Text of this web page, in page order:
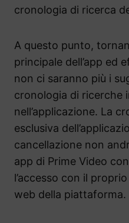
cronologia di ricerca
A questo punto,
principale dell’app ed
non ci saranno più i
cronologia di ricerche
nell’applicazione. La
esclusiva
cancellazione non
app di Prime Video
l’accesso con il
web della piattaforma.